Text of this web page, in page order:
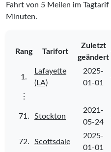
Fahrt von 5 Meilen im
Minuten.
Rang Tarifort
Zuletzt
geändert
1.
Lafayette
(LA)
2025-
01-01
⋮
71. Stockton
2021-
05-24
72. Scottsdale
2025-
01-01